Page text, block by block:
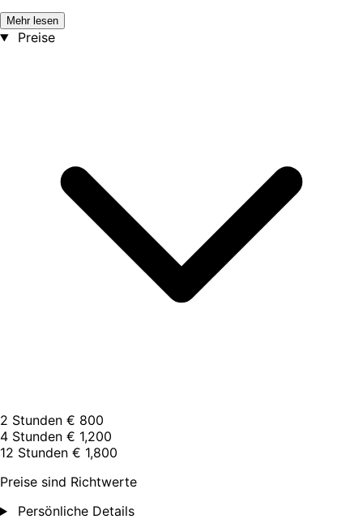
Mehr lesen
Preise
2 Stunden € 800
4 Stunden € 1,200
12 Stunden € 1,800
Preise sind Richtwerte
Persönliche Details